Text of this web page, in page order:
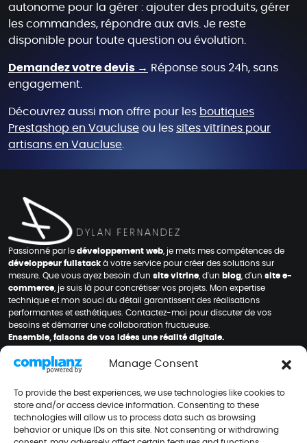
Manage Consent
To provide the best experiences, we use technologies like cookies to
store and/or access device information. Consenting to these
technologies will allow us to process data such as browsing
behavior or unique IDs on this site. Not consenting or withdrawing
autonome pour la gérer : ajouter des produits, gérer
les commandes, répondre aux avis. Je reste
disponible pour toute question ou évolution.
Demandez votre devis → Réponse sous 24h, sans
engagement.
Découvrez aussi mon offre pour les boutiques
Prestashop en Vaucluse ou les sites vitrines pour
artisans en Vaucluse
Passionné par le développement web , je mets mes compétences de
développeur fullstack à votre service pour créer des solutions sur
mesure. Que vous ayez besoin d'un site vitrine , d'un blog , d'un site e-
commerce , je suis là pour concrétiser vos projets. Mon expertise
technique et mon souci du détail garantissent des réalisations
performantes et esthétiques. Contactez-moi pour discuter de vos
besoins et démarrer une collaboration fructueuse.
Ensemble, faisons de vos idées une réalité digitale.
Me contacter
ACCUEIL
MES PROJETS